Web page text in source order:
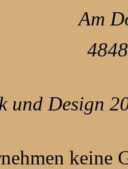
Am
und Design
keine